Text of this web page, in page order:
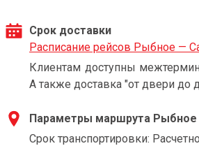
Срок доставки
Расписание рейсов Рыбное —
Клиентам доступны
А также доставка "от двери до
Параметры маршрута Рыбное
Срок транспортировки: